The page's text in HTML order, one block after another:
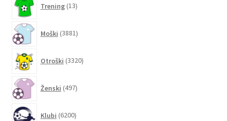
Trening 13izdelkov
Moški 3881izdelkov
Otroški 3320izdelkov
Ženski 497izdelkov
Klubi 6200